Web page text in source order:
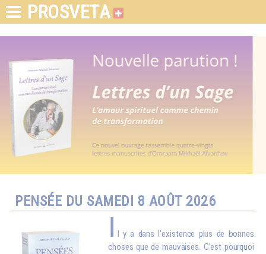
PROSVETA
PENSÉE DU SAMEDI 8 AOÛT 2026
I l y a dans l'existence plus de bonnes
choses que de mauvaises. C'est pourquoi